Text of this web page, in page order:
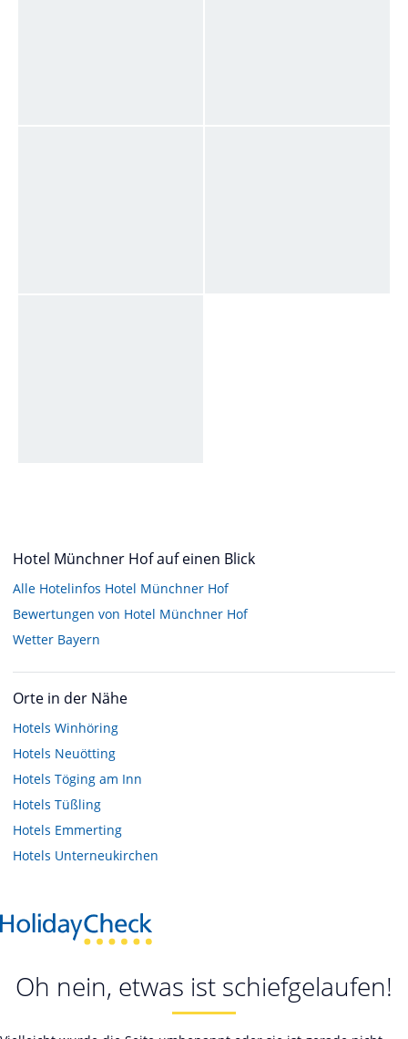
Hotel Münchner Hof auf einen Blick
Alle Hotelinfos Hotel Münchner Hof
Bewertungen von Hotel Münchner Hof
Wetter Bayern
Orte in der Nähe
Hotels Winhöring
Hotels Neuötting
Hotels Töging am Inn
Hotels Tüßling
Hotels Emmerting
Hotels Unterneukirchen
Oh nein, etwas ist schiefgelaufen!